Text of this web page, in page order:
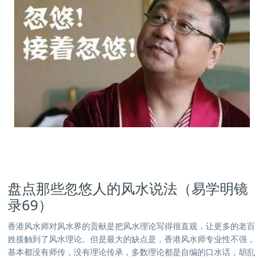
盘点那些忽悠人的风水说法（易学明镜
录69）
香港风水师对风水界的贡献是把风水理论写得很直观，让更多的老百
姓接触到了风水理论。但是最大的缺点是，香港风水师专业性不强，
基本都没有师传，没有理论传承，多数理论都是自编的口水话，胡乱